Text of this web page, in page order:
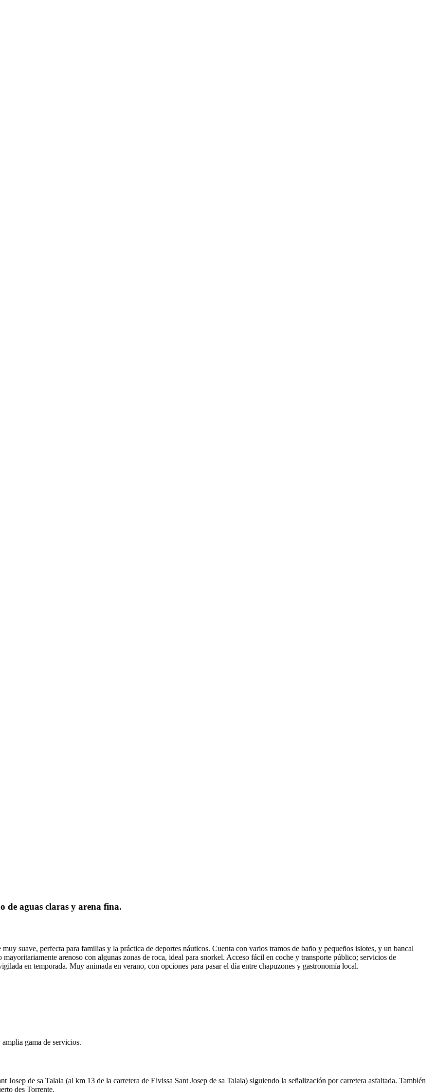
de aguas claras y arena fina.
suave, perfecta para familias y la práctica de deportes náuticos. Cuenta con varios tramos de baño y pequeños islotes, y un bancal
arenoso con algunas zonas de roca, ideal para snorkel. Acceso fácil en coche y transporte público; servicios de
en temporada. Muy animada en verano, con opciones para pasar el día entre chapuzones y gastronomía local.
gama de servicios.
Josep de sa Talaia (al km 13 de la carretera de Eivissa ­Sant Josep de sa Talaia) siguiendo la señalización por carretera asfaltada. También
des Torrente.